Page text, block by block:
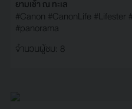
ยามเช้า ณ ทะเล
#Canon #CanonLife #Lifester
#panorama
จำนวนผู้ชม: 8